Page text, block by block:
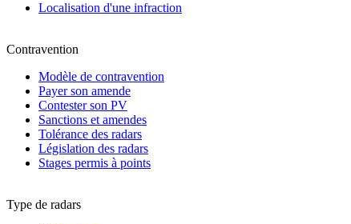
Localisation d'une infraction
Contravention
Modèle de contravention
Payer son amende
Contester son PV
Sanctions et amendes
Tolérance des radars
Législation des radars
Stages permis à points
Type de radars